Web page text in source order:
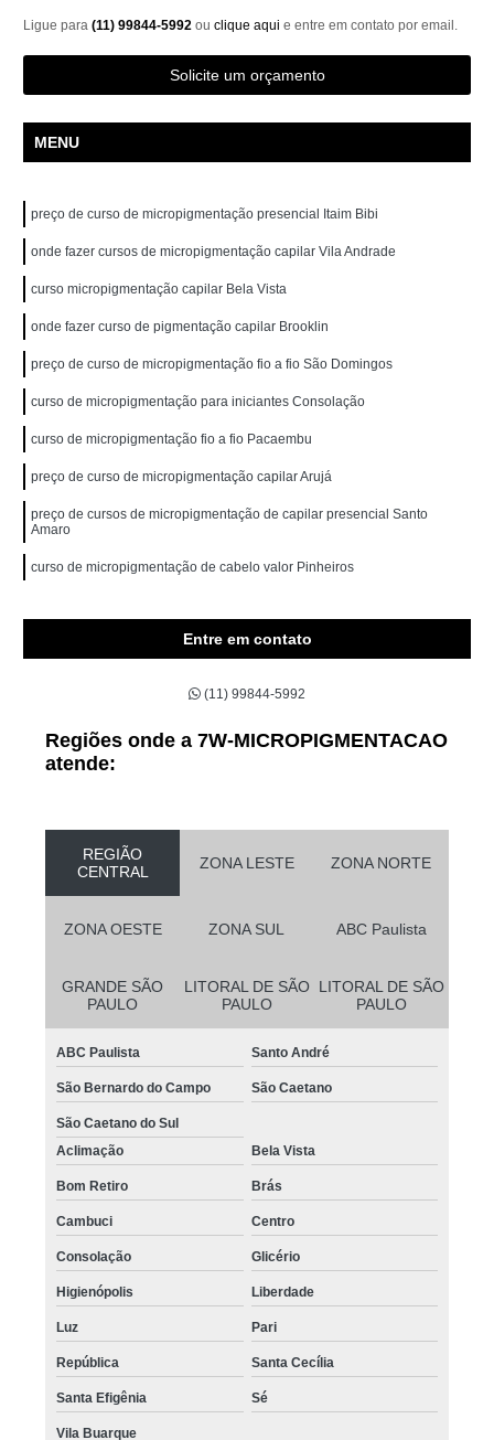
Ligue para(11) 99844-5992ouclique aqui e entre em contato por email.
Solicite um orçamento
MENU
preço de curso de micropigmentação presencial Itaim Bibi
onde fazer cursos de micropigmentação capilar Vila Andrade
curso micropigmentação capilar Bela Vista
onde fazer curso de pigmentação capilar Brooklin
preço de curso de micropigmentação fio a fio São Domingos
curso de micropigmentação para iniciantes Consolação
curso de micropigmentação fio a fio Pacaembu
preço de curso de micropigmentação capilar Arujá
preço de cursos de micropigmentação de capilar presencial Santo
Amaro
curso de micropigmentação de cabelo valor Pinheiros
Entre em contato
(11) 99844-5992
Regiões onde a 7W-MICROPIGMENTACAO
atende:
REGIÃO
CENTRAL
ZONA LESTE ZONA NORTE
ZONA OESTE ZONA SUL ABC Paulista
GRANDE SÃO
PAULO
LITORAL DE SÃO
PAULO
LITORAL DE SÃO
PAULO
ABC Paulista Santo André
São Bernardo do Campo São Caetano
São Caetano do Sul
Aclimação
Bela Vista
Bom Retiro Brás
Cambuci Centro
Consolação Glicério
Higienópolis Liberdade
Luz Pari
República Santa Cecília
Santa Efigênia Sé
Vila Buarque